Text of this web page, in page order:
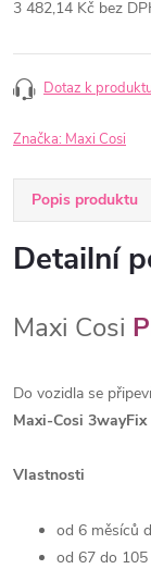
3 482,14 Kč bez
cena:
Dotaz k
Značka: Maxi Cosi
Popis produktu
Detailní
Maxi Cosi
Do vozidla se
Maxi-Cosi 3wayFix
Vlastnosti
od 6 měsíců
od 67 do 105